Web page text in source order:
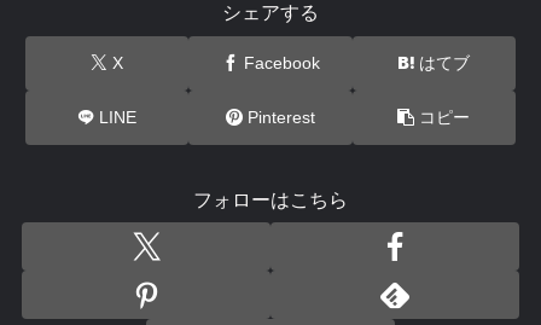
シェアする
X Facebook はてブ
LINE Pinterest コピー
フォローはこちら